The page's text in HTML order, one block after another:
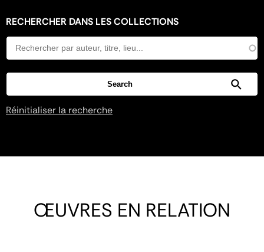
RECHERCHER DANS LES COLLECTIONS
Réinitialiser la recherche
ŒUVRES EN RELATION